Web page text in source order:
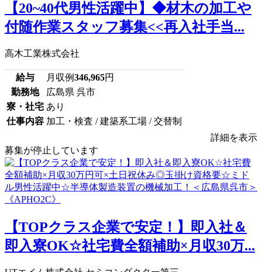
【20~40代男性活躍中】◆材木の加工や
付随作業スタッフ募集<<再入社手当...
高木工業株式会社
給与 月収例346,965円
勤務地
広島県 呉市
寮・社宅 あり
仕事内容 加工・検査 / 建築系工場 / 交替制
詳細を表示
募集が停止しています
【TOPクラス企業で安定！】即入社＆
即入寮OK☆社宅費全額補助×月収30万...